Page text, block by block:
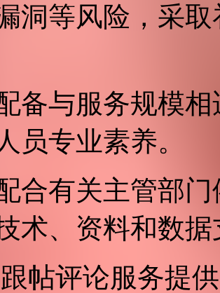
洞等风险，采
备与服务规模
员专业素养。
合有关主管部
术、资料和数
帖评论服务提